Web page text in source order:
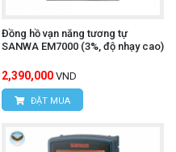
Đồng hồ vạn năng tương tự
SANWA EM7000 (3%, độ nhạy cao)
2,390,000 VND
ĐẶT MUA